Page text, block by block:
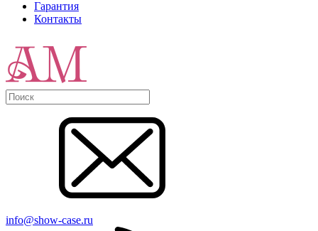
Гарантия
Контакты
info@show-case.ru